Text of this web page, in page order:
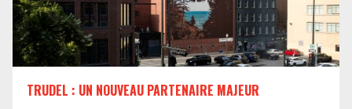
TRUDEL : UN NOUVEAU PARTENAIRE MAJEUR